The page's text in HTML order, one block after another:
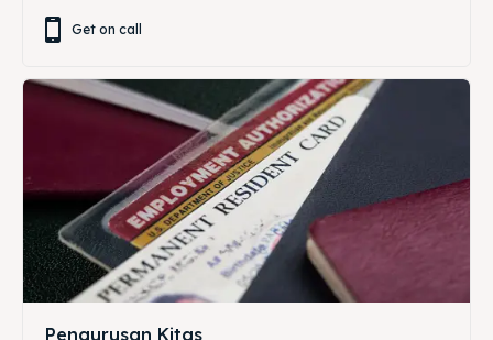
Get on call
Pengurusan Kitas